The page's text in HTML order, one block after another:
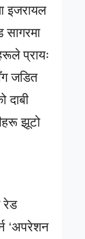
इजरायल
सागरमा
प्रायः
जडित
दाबी
झूटो
रेड
‘अपरेशन